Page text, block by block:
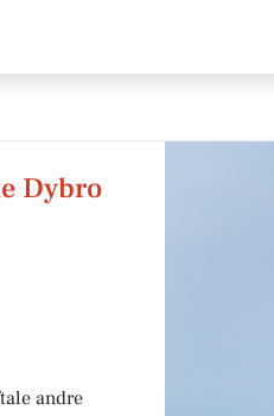
Dybro
andre